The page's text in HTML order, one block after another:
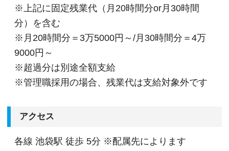
■法人主催の定期研修会で最新の税務会計情報に
キャッチアップできるなど、スキルアップの支援
環境もしっかりとしています。
■配属された部署で1年働いた後にFA制度が使えま
す。自己申請型で希望の部署に移動ができますの
で経験の幅を広げながらキャリアップを目指せま
■全国のスタッフの勤務時間を本部で一元管理を
に続いている方がいた際に部門の責任者に抑制の
※上記に固定残業代（月20時間分or月30時間
分）を含む
※月20時間分＝3万5000円～/月30時間分＝4万
9000円～
※超過分は別途全額支給
※管理職採用の場合、残業代は支給対象外です
アクセス
各線 池袋駅 徒歩 5分 ※配属先によります